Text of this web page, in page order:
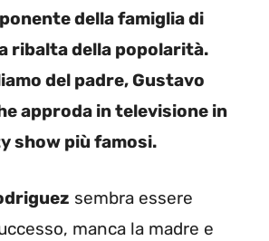
della famiglia di
ribalta della popolarità.
del padre, Gustavo
approda in televisione in
show più famosi.
sembra essere
manca la madre e